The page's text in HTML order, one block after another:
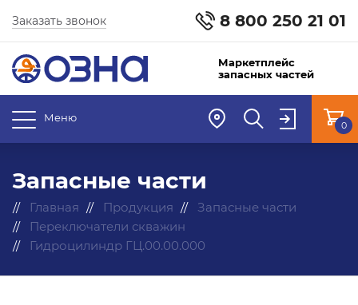
8 800 250 21 01
Заказать звонок
Маркетплейс
запасных частей
Меню
0
Запасные части
Главная Продукция
Запасные части
Переключатели скважин
Гидроцилиндр ГЦ.00.00.000